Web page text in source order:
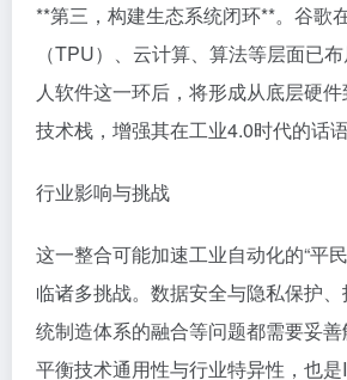
**第三，构建生态系统闭环**。谷歌
（TPU）、云计算、算法等层面已
人软件这一环后，将形成从底层硬
技术栈，增强其在工业4.0时代的话语
行业影响与挑战
这一整合可能加速工业自动化的“平
临诸多挑战。数据安全与隐私保护
统制造体系的融合等问题都需要妥
平衡技术通用性与行业特异性，也